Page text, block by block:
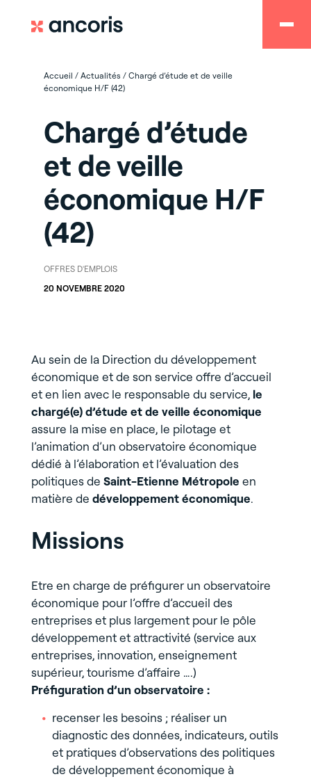
Accueil / Actualités / Chargé d’étude et de veille
économique H/F (42)
Chargé d’étude
et de veille
économique H/F
(42)
OFFRES D'EMPLOIS
20 NOVEMBRE 2020
Au sein de la Direction du développement
économique et de son service offre d’accueil
et en lien avec le responsable du service, le
chargé(e) d’étude et de veille économique
assure la mise en place, le pilotage et
l’animation d’un observatoire économique
dédié à l’élaboration et l’évaluation des
politiques de Saint-Etienne Métropole en
matière de développement économique.
Missions
Etre en charge de préfigurer un observatoire
économique pour l’offre d’accueil des
entreprises et plus largement pour le pôle
développement et attractivité (service aux
entreprises, innovation, enseignement
supérieur, tourisme d’affaire ….)
Préfiguration d’un observatoire :
recenser les besoins ; réaliser un
diagnostic des données, indicateurs, outils
et pratiques d’observations des politiques
de développement économique à